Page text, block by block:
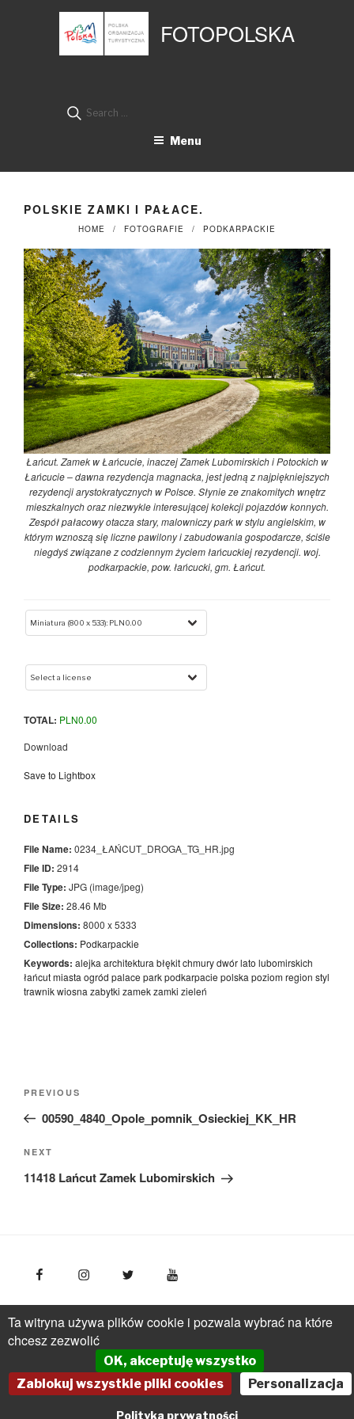
FOTOPOLSKA
Search
Menu
POLSKIE ZAMKI I PAŁACE.
HOME FOTOGRAFIE PODKARPACKIE
Łańcut. Zamek w Łańcucie, inaczej Zamek Lubomirskich i Potockich w
Łańcucie – dawna rezydencja magnacka, jest jedną z najpiękniejszych
rezydencji arystokratycznych w Polsce. Słynie ze znakomitych wnętrz
mieszkalnych oraz niezwykle interesującej kolekcji pojazdów konnych.
Zespół pałacowy otacza stary, malowniczy park w stylu angielskim, w
którym wznoszą się liczne pawilony i zabudowania gospodarcze, ściśle
niegdyś związane z codziennym życiem łańcuckiej rezydencji. woj.
podkarpackie, pow. łańcucki, gm. Łańcut.
TOTAL: PLN0.00
Download
Save to Lightbox
DETAILS
File Name: 0234_ŁAŃCUT_DROGA_TG_HR.jpg
File ID: 2914
File Type: JPG (image/jpeg)
File Size: 28.46 Mb
Dimensions: 8000 x 5333
Collections: Podkarpackie
Keywords: alejka architektura błękitchmurydwórlato lubomirskich
łańcutmiasta ogród palace parkpodkarpacie polska poziomregion styl
trawnikwiosna zabytki zamekzamki zieleń
Previous
Post
PREVIOUS
00590_4840_Opole_pomnik_Osieckiej_KK_HR
Next
Post
NEXT
11418 Lańcut Zamek Lubomirskich
FotoPolska
Polska Organizacja Turystyczna, ul.
Młynarska 42, VI piętro, 01-171 Warszawa
(48 22) 536 70 70
pot@pot.gov.pl | www.pot.gov.pl | www.polska.travel
Panel zarządzania plikami cookies
Ta witryna używa plików cookie i pozwala wybrać na które
chcesz zezwolić
OK, akceptuję wszystko
Zablokuj wszystkie pliki cookies
Personalizacja
Polityka prywatności